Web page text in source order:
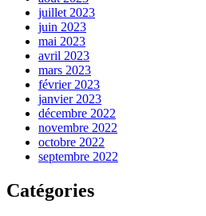
juillet 2023
juin 2023
mai 2023
avril 2023
mars 2023
février 2023
janvier 2023
décembre 2022
novembre 2022
octobre 2022
septembre 2022
Catégories